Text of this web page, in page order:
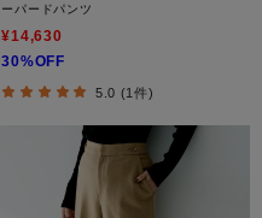
ーパードパンツ
¥14,630
30%OFF
5.0 (1件)